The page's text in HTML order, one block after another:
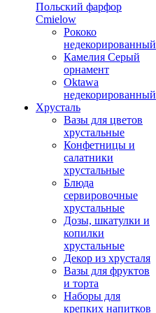
Польский фарфор
Сmielow
Рококо
недекорированный
Камелия Серый
орнамент
Oktawa
недекорированный
Хрусталь
Вазы для цветов
хрустальные
Конфетницы и
салатники
хрустальные
Блюда
сервировочные
хрустальные
Дозы, шкатулки и
копилки
хрустальные
Декор из хрусталя
Вазы для фруктов
и торта
Наборы для
крепких напитков